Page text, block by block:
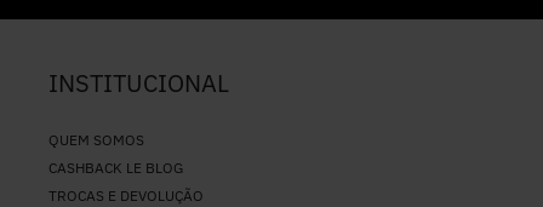
INSTITUCIONAL
QUEM SOMOS
CASHBACK LE BLOG
TROCAS E DEVOLUÇÃO